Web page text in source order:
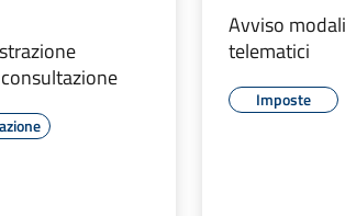
Avviso
telematici
Imposte